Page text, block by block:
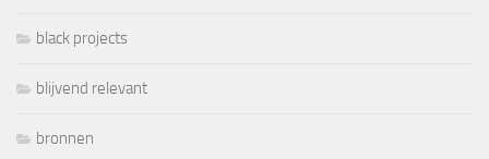
black projects
blijvend relevant
bronnen